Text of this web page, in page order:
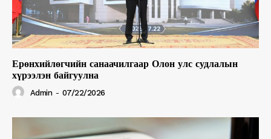
Ерөнхийлөгчийн санаачилгаар Олон улс судлалын
хүрээлэн байгуулна
Admin - 07/22/2026